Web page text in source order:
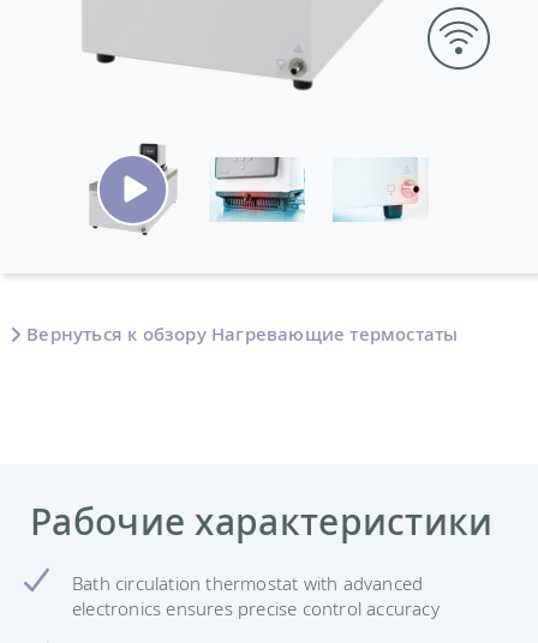
Вернуться к обзору Нагревающие термостаты
Рабочие характеристики
Bath circulation thermostat with advanced
electronics ensures precise control accuracy